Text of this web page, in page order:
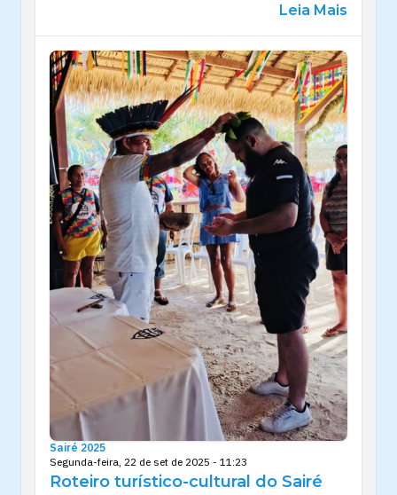
Leia Mais
Sairé 2025
Segunda-feira, 22 de set de 2025 - 11:23
Roteiro turístico-cultural do Sairé